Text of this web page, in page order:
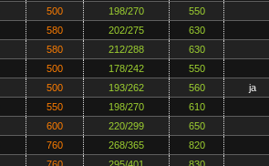
500 198/270 550
580 202/275 630
580 212/288 630
500 178/242 550
500 193/262 560 ja
550 198/270 610
600 220/299 650
760 268/365 820
760 295/401 830